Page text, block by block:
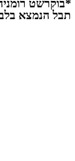
תבל הנמצא